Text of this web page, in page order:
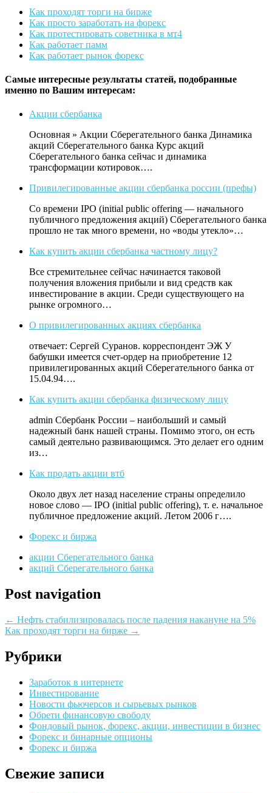
Как проходят торги на бирже
Как просто заработать на форекс
Как протестировать советника в мт4
Как работает памм
Как работает рынок форекс
Самые интересные результаты статей, подобранные
именно по Вашим интересам:
Акции сбербанка
Основная » Акции Сберегательного банка Динамика
акций Сберегательного банка Курс акций
Сберегательного банка сейчас и динамика
трансформации котировок….
Привилегированные акции сбербанка россии (префы)
Со времени IPO (initial public offering — начального
публичного предложения акций) Сберегательного банка
прошло не так много времени, но «воды утекло»…
Как купить акции сбербанка частному лицу?
Все стремительнее сейчас начинается таковой
получения вложения прибыли и вид средств как
инвестирование в акции. Среди существующего на
рынке огромного…
О привилегированных акциях сбербанка
отвечает: Сергей Суранов. корреспондент ЭЖ У
бабушки имеется счет-ордер на приобретение 12
привилегированных акций Сберегательного банка от
15.04.94….
Как купить акции сбербанка физическому лицу
admin Сбербанк России – наибольший и самый
надежный банк нашей страны. Помимо этого, он есть
самый деятельно развивающимся. Это делает его одним
из…
Как продать акции втб
Около двух лет назад население страны определило
новое слово — IPO (initial public offering), т. е. начальное
публичное предложение акций. Летом 2006 г….
Форекс и биржа
акции Сберегательного банка
акций Сберегательного банка
Post navigation
← Нефть стабилизировалась после падения накануне на 5%
Как проходят торги на бирже →
Рубрики
Заработок в интернете
Инвестирование
Новости фьючерсов и сырьевых рынков
Обрети финансовую свободу
Фондовый рынок, форекс, акции, инвестиции в бизнес
Форекс и бинарные опционы
Форекс и биржа
Свежие записи